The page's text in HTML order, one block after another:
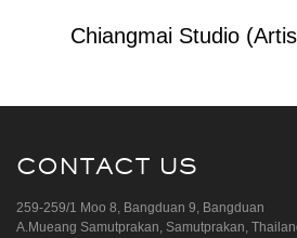
Chiangmai Studio
CONTACT US
259-259/1 Moo 8, Bangduan 9, Bangduan
A.Mueang Samutprakan, Samutprakan,